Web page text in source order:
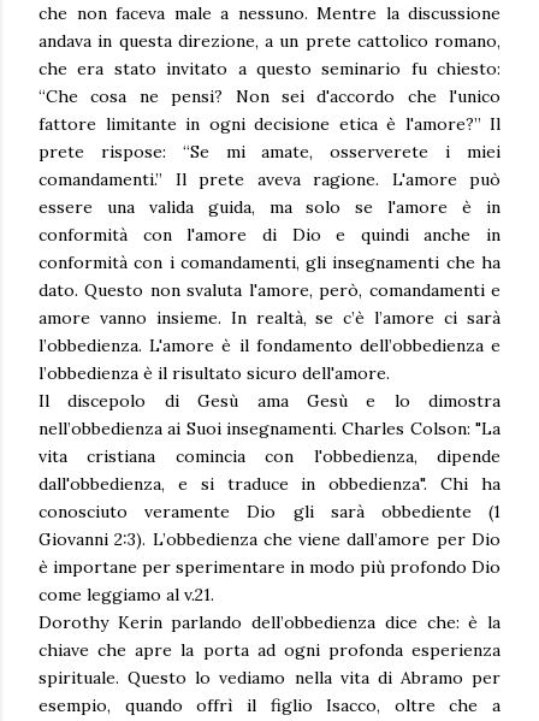
che non faceva male a nessuno. Mentre la discussione
andava in questa direzione, a un prete cattolico romano,
che era stato invitato a questo seminario fu chiesto:
“Che cosa ne pensi? Non sei d'accordo che l'unico
fattore limitante in ogni decisione etica è l'amore?” Il
prete rispose: “Se mi amate, osserverete i miei
comandamenti.” Il prete aveva ragione. L'amore può
essere una valida guida, ma solo se l'amore è in
conformità con l'amore di Dio e quindi anche in
conformità con i comandamenti, gli insegnamenti che ha
dato. Questo non svaluta l'amore, però, comandamenti e
amore vanno insieme. In realtà, se c’è l’amore ci sarà
l’obbedienza. L'amore è il fondamento dell’obbedienza e
l’obbedienza è il risultato sicuro dell'amore.
Il discepolo di Gesù ama Gesù e lo dimostra
nell’obbedienza ai Suoi insegnamenti. Charles Colson: "La
vita cristiana comincia con l'obbedienza, dipende
dall'obbedienza, e si traduce in obbedienza". Chi ha
conosciuto veramente Dio gli sarà obbediente (1
Giovanni 2:3). L’obbedienza che viene dall’amore per Dio
è importane per sperimentare in modo più profondo Dio
come leggiamo al v.21.
Dorothy Kerin parlando dell’obbedienza dice che: è la
chiave che apre la porta ad ogni profonda esperienza
spirituale. Questo lo vediamo nella vita di Abramo per
esempio, quando offrì il figlio Isacco, oltre che a